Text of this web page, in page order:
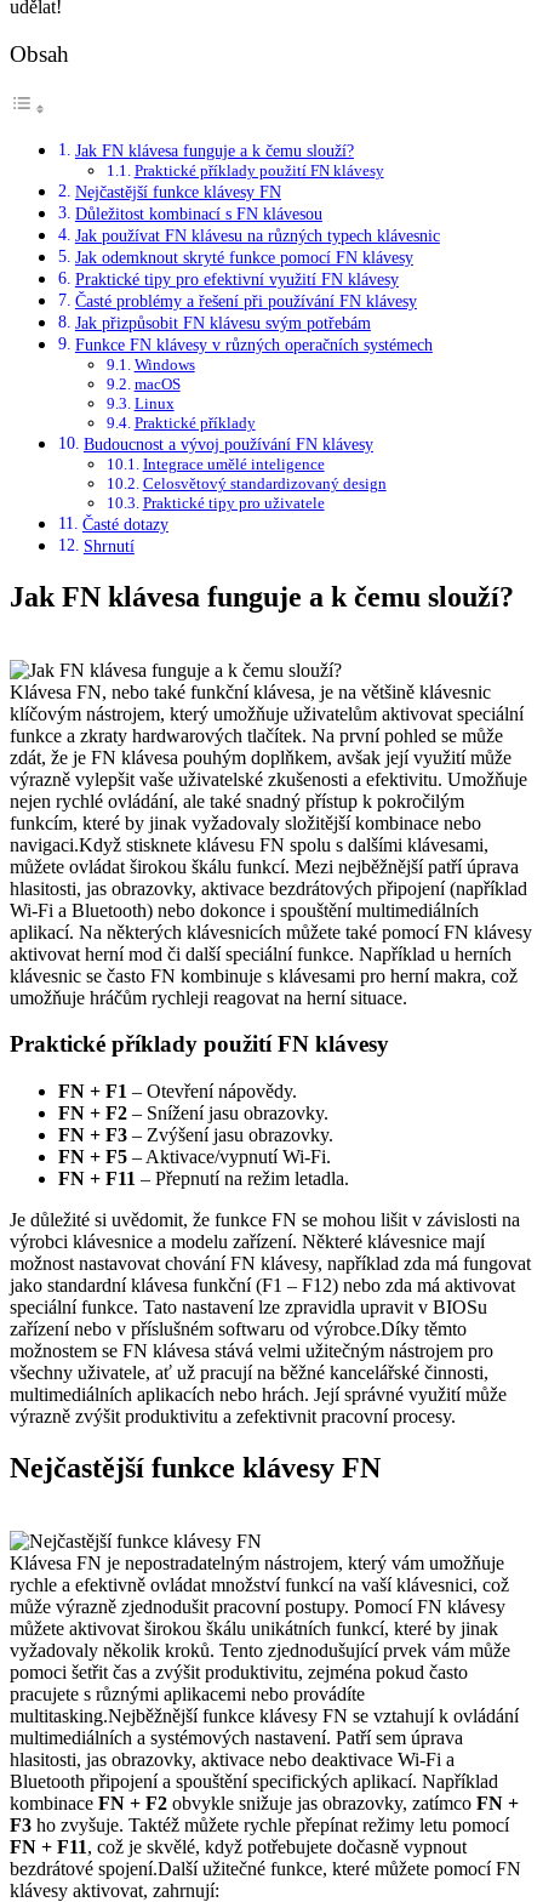
udělat!
Obsah
Jak FN klávesa funguje a k čemu slouží?
Praktické příklady použití FN klávesy
Nejčastější funkce klávesy FN
Důležitost kombinací s FN klávesou
Jak používat FN klávesu na různých typech klávesnic
Jak odemknout skryté funkce pomocí FN klávesy
Praktické tipy pro efektivní využití FN klávesy
Časté problémy a řešení při používání FN klávesy
Jak přizpůsobit FN klávesu svým potřebám
Funkce FN klávesy v různých operačních systémech
Windows
macOS
Linux
Praktické příklady
Budoucnost a vývoj používání FN klávesy
Integrace umělé inteligence
Celosvětový standardizovaný design
Praktické tipy pro uživatele
Časté dotazy
Shrnutí
Jak FN klávesa funguje a k čemu slouží?
Klávesa FN, nebo také funkční klávesa, je na většině klávesnic
klíčovým nástrojem, který umožňuje uživatelům aktivovat speciální
funkce a zkraty hardwarových tlačítek. Na první pohled se může
zdát, že je FN klávesa pouhým doplňkem, avšak její využití může
výrazně vylepšit vaše uživatelské zkušenosti a efektivitu. Umožňuje
nejen rychlé ovládání, ale také snadný přístup k pokročilým
funkcím, které by jinak vyžadovaly složitější kombinace nebo
navigaci.Když stisknete klávesu FN spolu s dalšími klávesami,
můžete ovládat širokou škálu funkcí. Mezi nejběžnější patří úprava
hlasitosti, jas obrazovky, aktivace bezdrátových připojení (například
Wi-Fi a Bluetooth) nebo dokonce i spouštění multimediálních
aplikací. Na některých klávesnicích můžete také pomocí FN klávesy
aktivovat herní mod či další speciální funkce. Například u herních
klávesnic se často FN kombinuje s klávesami pro herní makra, což
umožňuje hráčům rychleji reagovat na herní situace.
Praktické příklady použití FN klávesy
FN + F1 – Otevření nápovědy.
FN + F2 – Snížení jasu obrazovky.
FN + F3 – Zvýšení jasu obrazovky.
FN + F5 – Aktivace/vypnutí Wi-Fi.
FN + F11 – Přepnutí na režim letadla.
Je důležité si uvědomit, že funkce FN se mohou lišit v závislosti na
výrobci klávesnice a modelu zařízení. Některé klávesnice mají
možnost nastavovat chování FN klávesy, například zda má fungovat
jako standardní klávesa funkční (F1 – F12) nebo zda má aktivovat
speciální funkce. Tato nastavení lze zpravidla upravit v BIOSu
zařízení nebo v příslušném softwaru od výrobce.Díky těmto
možnostem se FN klávesa stává velmi užitečným nástrojem pro
všechny uživatele, ať už pracují na běžné kancelářské činnosti,
multimediálních aplikacích nebo hrách. Její správné využití může
výrazně zvýšit produktivitu a zefektivnit pracovní procesy.
Nejčastější funkce klávesy FN
Klávesa FN je nepostradatelným nástrojem, který vám umožňuje
rychle a efektivně ovládat množství funkcí na vaší klávesnici, což
může výrazně zjednodušit pracovní postupy. Pomocí FN klávesy
můžete aktivovat širokou škálu unikátních funkcí, které by jinak
vyžadovaly několik kroků. Tento zjednodušující prvek vám může
pomoci šetřit čas a zvýšit produktivitu, zejména pokud často
pracujete s různými aplikacemi nebo provádíte
multitasking.Nejběžnější funkce klávesy FN se vztahují k ovládání
multimediálních a systémových nastavení. Patří sem úprava
hlasitosti, jas obrazovky, aktivace nebo deaktivace Wi-Fi a
Bluetooth připojení a spouštění specifických aplikací. Například
kombinace FN + F2 obvykle snižuje jas obrazovky, zatímco FN +
F3 ho zvyšuje. Taktéž můžete rychle přepínat režimy letu pomocí
FN + F11, což je skvělé, když potřebujete dočasně vypnout
bezdrátové spojení.Další užitečné funkce, které můžete pomocí FN
klávesy aktivovat, zahrnují: